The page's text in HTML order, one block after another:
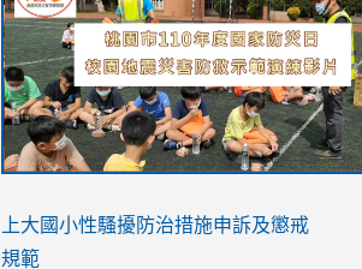
https://sites.google.com/stes.tyc.edu.tw/
https://drive.google.com/file/d/
usp=sharing
https://youtu.be/jJOMVWY3-
8M
https://drive.google.com/file/d/
usp=sharing
to
https://www.youtube.com/watch?
to
https://www.youtube.com/watch?
link
to
上大國小性騷擾防治措施申訴及懲戒
規範